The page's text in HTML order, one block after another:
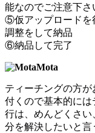
能なのでご注意下さ
⑤仮アップロードを
調整をして納品
⑥納品して完了
Mota
ティーチングの方
付くので基本的に
行は、めんどくさ
分を解決したいと言